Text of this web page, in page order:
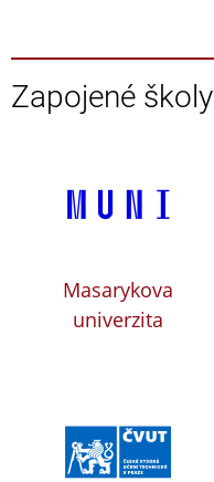
Zapojené školy
Masarykova
univerzita